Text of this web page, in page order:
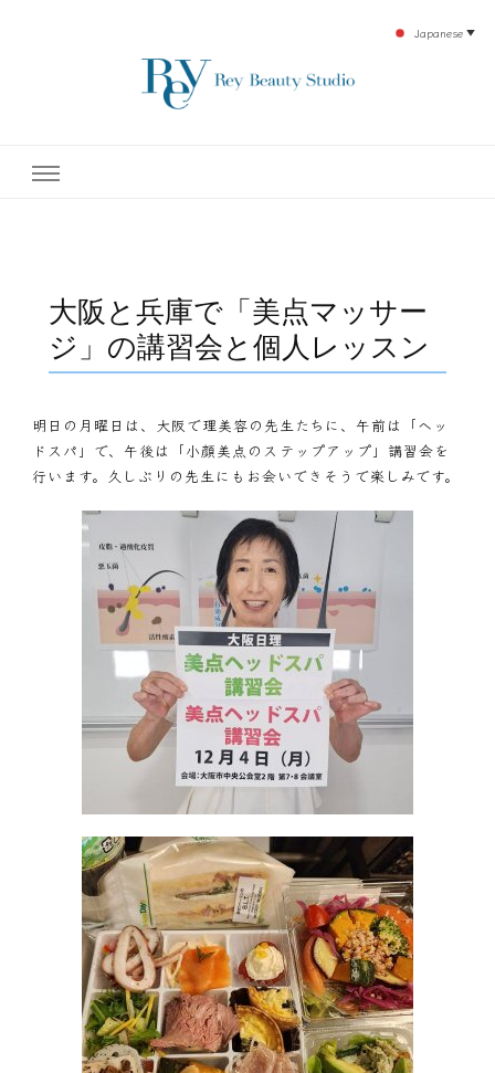
テ開設45年の実績を誇る本格エステだからこそ、お客様が必ず満足してもらえるこ
大阪と兵庫で「美点マッサー
ジ」の講習会と個人レッスン
明日の月曜日は、大阪で理美容の先生たちに、午前は「ヘッ
ドスパ」で、午後は「小顔美点のステップアップ」講習会を
行います。久しぶりの先生にもお会いできそうで楽しみです。
Japanese ▼